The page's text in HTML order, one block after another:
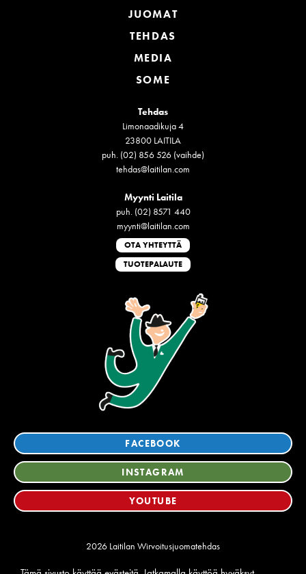
JUOMAT
TEHDAS
MEDIA
SOME
Tehdas
Limonaadikuja 4
23800 LAITILA
puh. (02) 856 526 (vaihde)
tehdas@laitilan.com
Myynti Laitila
puh. (02) 8571 440
myynti@laitilan.com
OTA YHTEYTTÄ
TUOTEPALAUTE
FACEBOOK
INSTAGRAM
YOUTUBE
2026 Laitilan Wirvoitusjuomatehdas